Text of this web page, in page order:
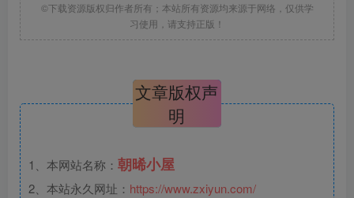
©下载资源版权归作者所有；本站所有资源均来源于网络，仅供学
习使用，请支持正版！
文章版权声
明
1、本网站名称： 朝晞小屋
2、本站永久网址： https://www.zxiyun.com/